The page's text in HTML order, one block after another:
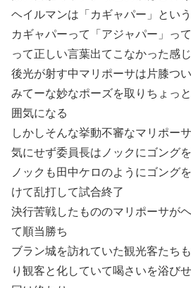
ヘイルマンは「カギャパー」とい
カギャパーって「アジャパー」っ
って正しい言葉出てこなかった感
後光が射す中マリポーサは片膝つ
みてーな妙なポーズを取りちょっ
囲気になる
しかしそんな挙動不審なマリポー
気にせず委員長はノックにゴング
ノックも田中ケロのようにゴング
けて乱打して試合終了
決行苦戦したもののマリポーサが
て順当勝ち
ブラン城を訪れていた観光客たち
り観客と化していて喝さいを浴び